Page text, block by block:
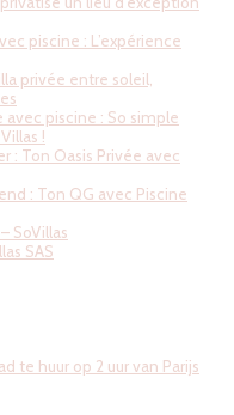
piscine : L’expérience
privée entre soleil,
avec piscine : So simple
!
: Ton Oasis Privée avec
: Ton QG avec Piscine
SoVillas
SAS
te huur op 2 uur van Parijs